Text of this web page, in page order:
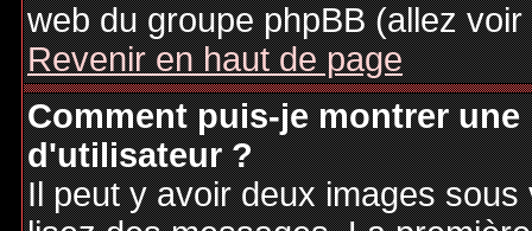
web du groupe phpBB (allez
Revenir en haut de page
Comment puis-je montrer
d'utilisateur ?
Il peut y avoir deux images